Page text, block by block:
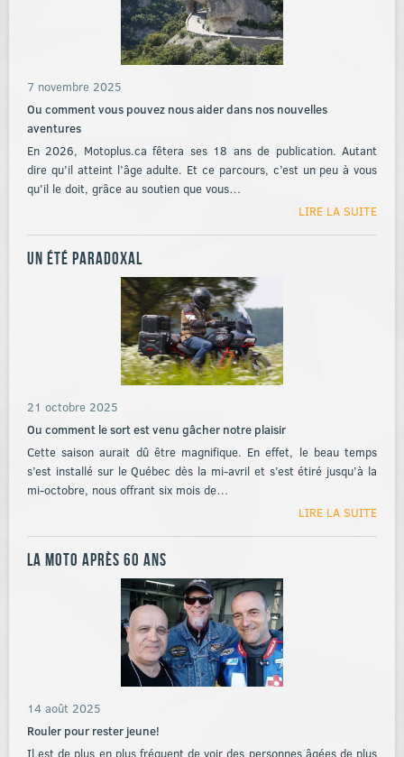
7 novembre 2025
Ou comment vous pouvez nous aider dans nos nouvelles
aventures
En 2026, Motoplus.ca fêtera ses 18 ans de publication. Autant
dire qu’il atteint l’âge adulte. Et ce parcours, c’est un peu à vous
qu'il le doit, grâce au soutien que vous…
LIRE LA SUITE
Un été paradoxal
21 octobre 2025
Ou comment le sort est venu gâcher notre plaisir
Cette saison aurait dû être magnifique. En effet, le beau temps
s’est installé sur le Québec dès la mi-avril et s’est étiré jusqu’à la
mi-octobre, nous offrant six mois de…
LIRE LA SUITE
La moto après 60 ans
14 août 2025
Rouler pour rester jeune!
Il est de plus en plus fréquent de voir des personnes âgées de plus